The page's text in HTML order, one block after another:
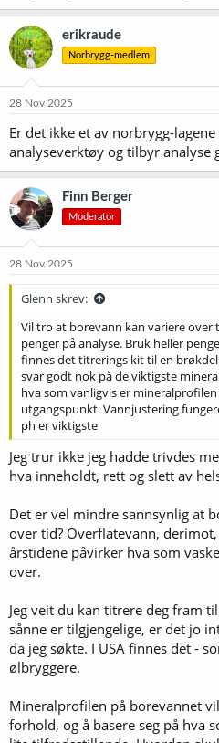
erikraude
Norbrygg-medlem
28 Nov 2025
Er det ikke et av norbrygg-
analyseverktøy og tilbyr analyse
Finn Berger
Moderator
28 Nov 2025
Glenn skrev:
Vil tro at borevann kan variere over
penger på analyse. Bruk heller
finnes det titrerings kit til en
svar godt nok på de viktigste
hva som vanligvis er
utgangspunkt. Vannjustering
ph er viktigste
Jeg trur ikke jeg hadde trivdes
hva inneholdt, rett og slett av
Det er vel mindre sannsynlig at
over tid? Overflatevann,
årstidene påvirker hva som
over.
Jeg veit du kan titrere deg fram
sånne er tilgjengelige, er det jo
da jeg søkte. I USA finnes det -
ølbryggere.
Mineralprofilen på borevannet
forhold, og å basere seg på hva